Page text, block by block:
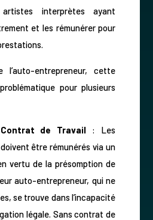
artistes interprètes ayant
et les rémunérer pour
l’auto-entrepreneur, cette
pour plusieurs
de Travail : Les
être rémunérés via un
vertu de la présomption de
auto-entrepreneur, qui ne
se trouve dans l’incapacité
légale. Sans contrat de